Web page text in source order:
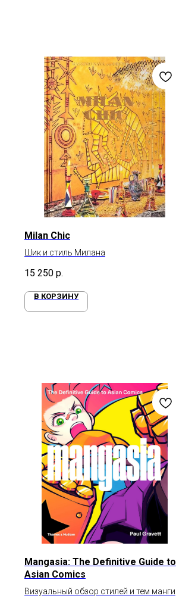
Milan Chic
Шик и стиль Милана
15 250 р.
В КОРЗИНУ
Mangasia: The Definitive Guide to
Asian Comics
Визуальный обзор стилей и тем манги